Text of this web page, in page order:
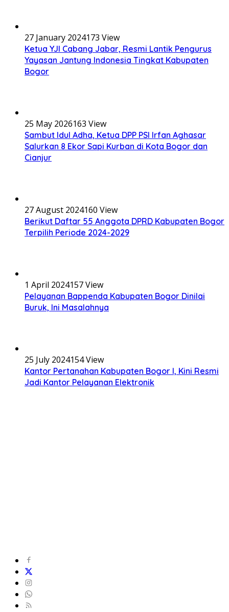
27 January 2024173 View
Ketua YJI Cabang Jabar, Resmi Lantik Pengurus
Yayasan Jantung Indonesia Tingkat Kabupaten
Bogor
25 May 2026163 View
Sambut Idul Adha, Ketua DPP PSI Irfan Aghasar
Salurkan 8 Ekor Sapi Kurban di Kota Bogor dan
Cianjur
27 August 2024160 View
Berikut Daftar 55 Anggota DPRD Kabupaten Bogor
Terpilih Periode 2024-2029
1 April 2024157 View
Pelayanan Bappenda Kabupaten Bogor Dinilai
Buruk, Ini Masalahnya
25 July 2024154 View
Kantor Pertanahan Kabupaten Bogor I, Kini Resmi
Jadi Kantor Pelayanan Elektronik